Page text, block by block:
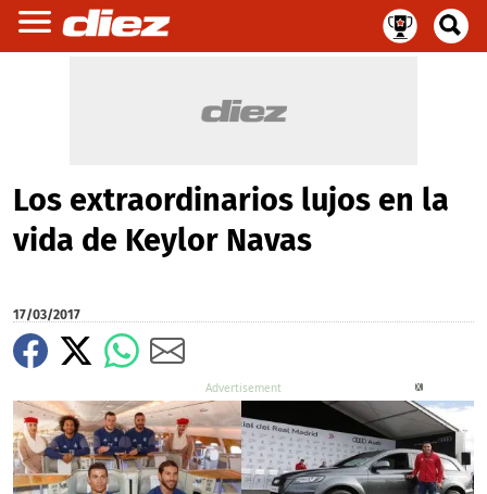
Los extraordinarios lujos en la
vida de Keylor Navas
17/03/2017
X